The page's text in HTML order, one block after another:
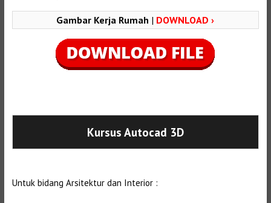
Gambar Kerja Rumah | DOWNLOAD ›
Kursus Autocad 3D
Untuk bidang Arsitektur dan Interior :